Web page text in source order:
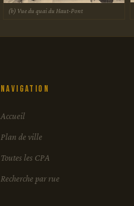
(b) Vue du quai du Haut-Pont
Navigation
Accueil
Plan de ville
Toutes les CPA
Recherche par rue